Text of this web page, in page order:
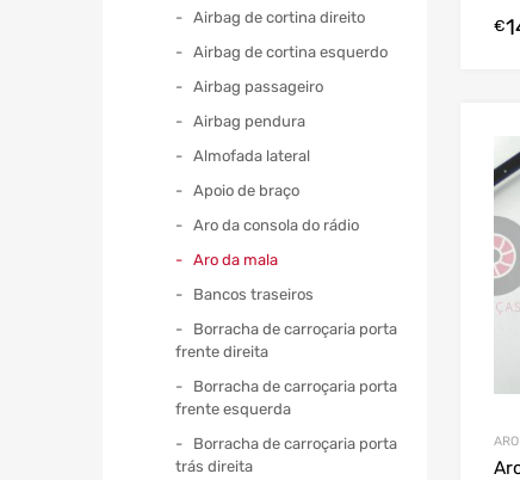
€
Airbag de cortina direito
Airbag de cortina esquerdo
Airbag passageiro
Airbag pendura
Almofada lateral
Apoio de braço
Aro da consola do rádio
Aro da mala
Bancos traseiros
Borracha de carroçaria porta
frente direita
Borracha de carroçaria porta
frente esquerda
Borracha de carroçaria porta
trás direita